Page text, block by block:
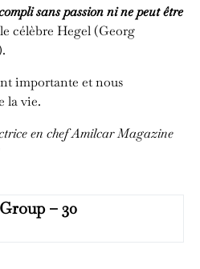
sans passion ni ne peut être
célèbre Hegel (Georg
importante et nous
la vie.
en chefAmilcar Magazine
– 30